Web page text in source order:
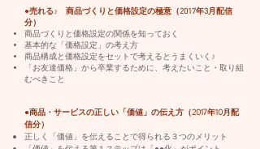
●売れる♪ 商品づくりと価格設定の極意（2017年3月配信
分）
商品づくりと価格設定の関係を知っておく
基本的な「価格設定」の考え方
商品構成と価格設定をセットで考えるとうまくいく♪
「お友達価格」から卒業するために、考えたいこと・取り組
むべきこと
●商品・サービスの正しい「価値」の伝え方（2017年10月配
信分）
​正しく「価値」を伝えることで得られる３つのメリット